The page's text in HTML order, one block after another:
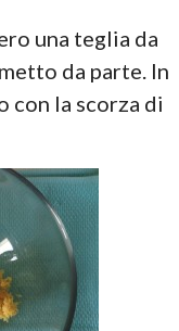
una teglia da
da parte. In
con la scorza di